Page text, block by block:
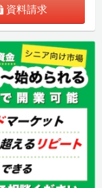
資料請求